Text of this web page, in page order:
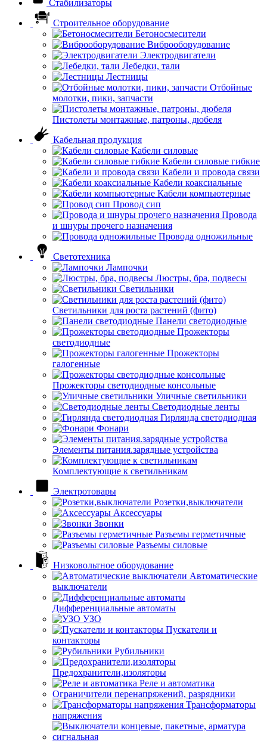
Стабилизаторы
Строительное оборудование
Бетоносмесители
Виброоборудование
Электродвигатели
Лебедки, тали
Лестницы
Отбойные
молотки, пики, запчасти
Пистолеты монтажные, патроны, дюбеля
Кабельная продукция
Кабели силовые
Кабели силовые гибкие
Кабели и провода связи
Кабели коаксиальные
Кабели компьютерные
Провод сип
Провода
и шнуры прочего назначения
Провода одножильные
Светотехника
Лампочки
Люстры, бра, подвесы
Светильники
Светильники для роста растений (фито)
Панели светодиодные
Прожекторы
светодиодные
Прожекторы
галогенные
Прожекторы светодиодные консольные
Уличные светильники
Светодиодные ленты
Гирлянда светодиодная
Фонари
Элементы питания.зарядные устройства
Комплектующие к светильникам
Электротовары
Розетки,выключатели
Аксессуары
Звонки
Разъемы герметичные
Разъемы силовые
Низковольтное оборудование
Автоматические
выключатели
Дифференциальные автоматы
УЗО
Пускатели и
контакторы
Рубильники
Предохранители,изоляторы
Реле и автоматика
Ограничители перенапряжений, разрядники
Трансформаторы
напряжения